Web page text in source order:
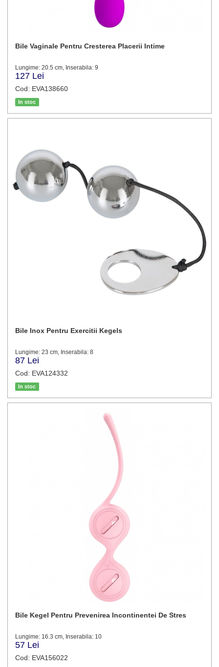
Bile Vaginale Pentru Cresterea Placerii Intime
Lungime: 20.5 cm, Inserabila: 9
127 Lei
Cod: EVA138660
In stoc
Bile Inox Pentru Exercitii Kegels
Lungime: 23 cm, Inserabila: 8
87 Lei
Cod: EVA124332
In stoc
Bile Kegel Pentru Prevenirea Incontinentei De Stres
Lungime: 16.3 cm, Inserabila: 10
57 Lei
Cod: EVA156022